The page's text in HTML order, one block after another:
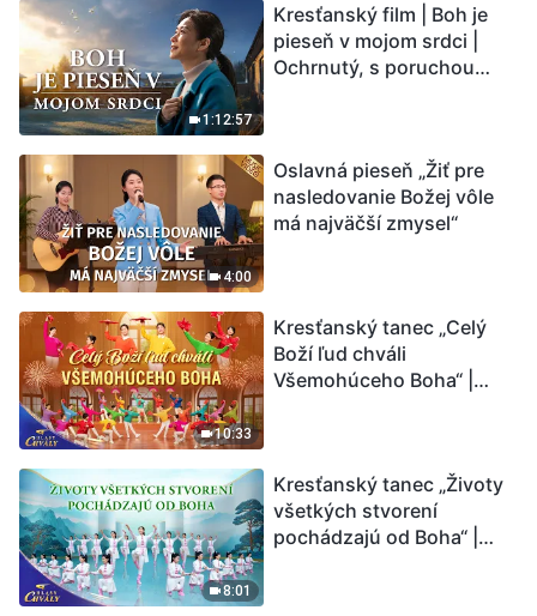
1:12:57
Kresťanský film | Boh je
pieseň v mojom srdci |
Ochrnutý, s poruchou
4:00
Oslavná pieseň „Žiť pre
nasledovanie Božej vôle
má najväčší zmysel“
10:33
Kresťanský tanec „Celý
Boží ľud chváli
Všemohúceho Boha“ |
8:01
Kresťanský tanec „Životy
všetkých stvorení
pochádzajú od Boha“ |